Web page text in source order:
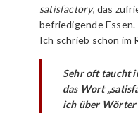
satisfactory, das
befriedigende
Ich schrieb schon im
Sehr oft taucht
das Wort
ich über Wörter